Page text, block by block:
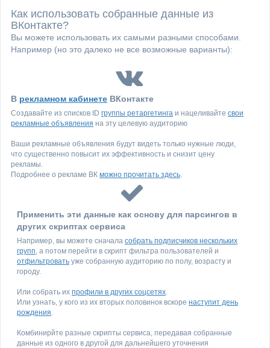
Как использовать собранные данные из
ВКонтакте?
Вы можете использовать их самыми разными способами.
Например (но это далеко не все возможные варианты):
В рекламном кабинете ВКонтакте
Создавайте из списков ID группы ретаргетинга и нацеливайте свои
рекламные объявления на эту целевую аудиторию
Ваши рекламные объявления будут видеть только нужные люди,
что существенно повысит их эффективность и снизит цену
рекламы.
Подробнее о рекламе ВК можно прочитать здесь.
Применить эти данные как основу для парсингов в
других скриптах сервиса
Например, вы можете сначала собрать подписчиков нескольких
групп, а потом перейти в скрипт фильтра пользователей и
отфильтровать уже собранную аудиторию по полу, возрасту и
городу.
Или собрать их профили в других соцсетях.
Или узнать, у кого из их вторых половинок вскоре наступит день
рождения.
Комбинирйте разные скрипты сервиса, передавая собранные
данные из одного в другой для дальнейшего уточнения